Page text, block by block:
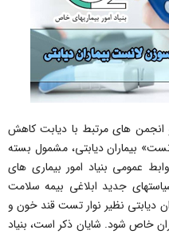
انجمن های مرتبط با دیابت کاهش
بیماران دیابتی، مشمول بسته
عمومی بنیاد امور بیماری های
جدید ابلاغی بیمه سلامت
دیابتی نظیر نوار تست قند خون و
خاص شود. شایان ذکر است، بنیاد